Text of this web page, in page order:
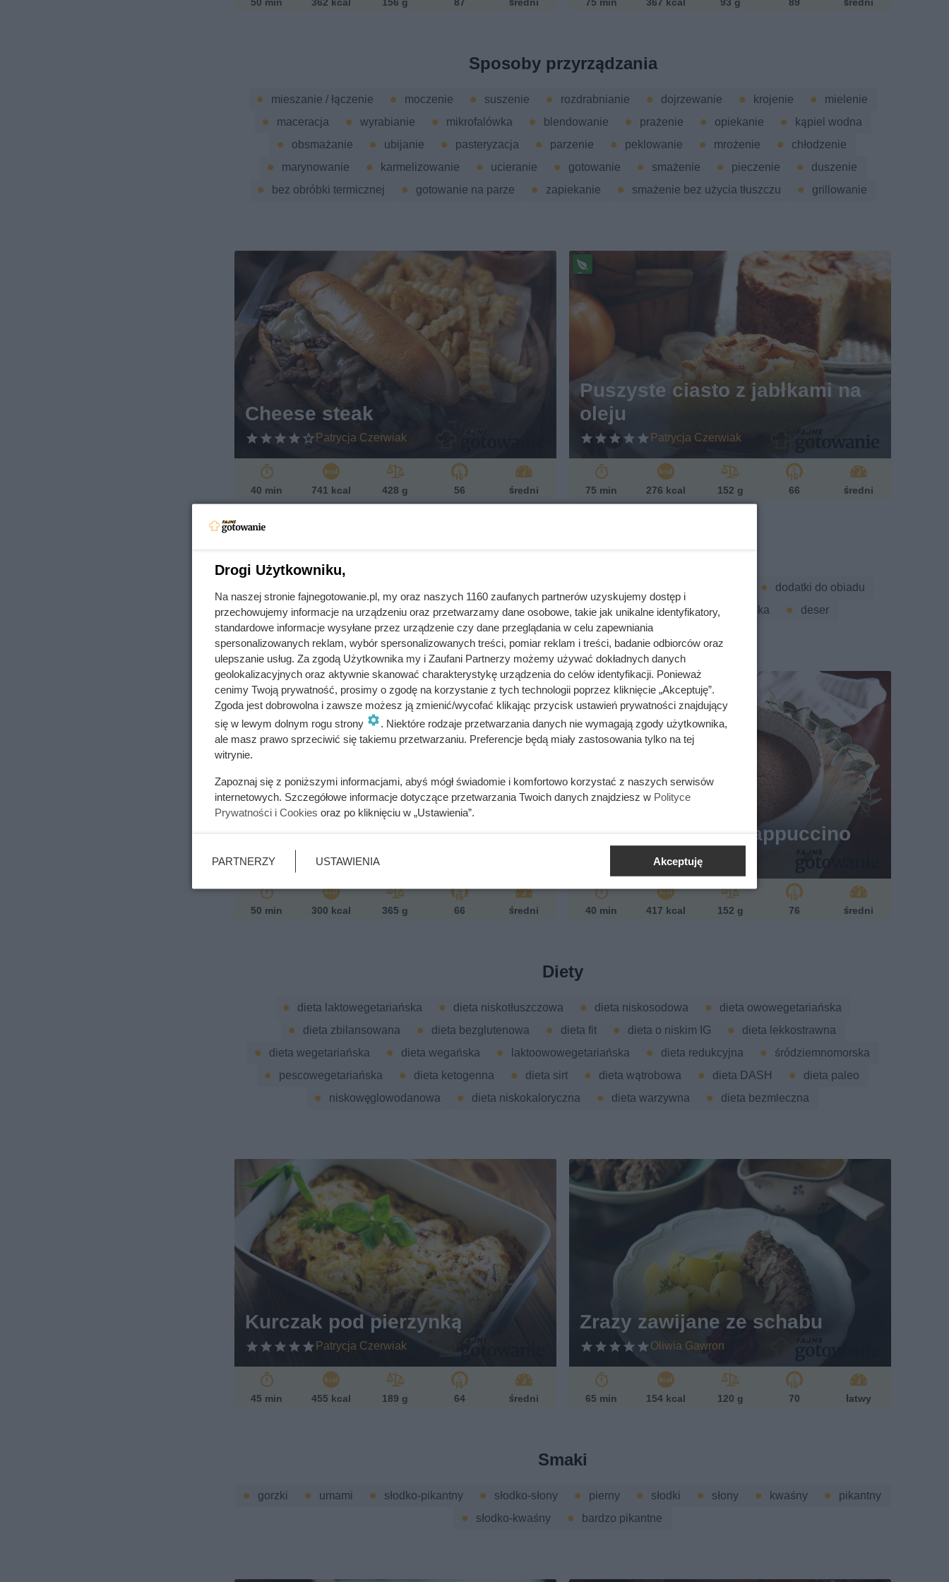
Sposoby przyrządzania
mieszanie / łączenie moczenie suszenie rozdrabnianie dojrzewanie krojenie
mielenie
maceracja
wyrabianie mikrofalówka blendowanie prażenie opiekanie
kąpiel wodna
obsmażanie
ubijanie pasteryzacja parzenie peklowanie mrożenie
chłodzenie
marynowanie
karmelizowanie ucieranie gotowanie smażenie pieczenie
duszenie
bez obróbki termicznej
gotowanie na parze zapiekanie smażenie bez użycia tłuszczu grillowanie
Cheese steak
Patrycja Czerwiak
40 min 741 kcal 428 g 56 średni
Puszyste ciasto z jabłkami na
oleju
Patrycja Czerwiak
Pr
pi
ań
sk
75 min 276 kcal 152 g 66 średni
dodatki do obiadu
drinki
śniadanie obiad do pracy obiad kolacja szybka przekąska deser
Zapiekanka ziemniaczana z
Patrycja Czerwiak
50 min 300 kcal 365 g 66 średni
Kremowy sernik cappuccino
Patrycja Czerwiak
40 min 417 kcal 152 g 76 średni
Diety
dieta laktowegetariańska dieta niskotłuszczowa dieta niskosodowa
dieta owowegetariańska
dieta zbilansowana
dieta bezglutenowa dieta fit dieta o niskim IG
dieta lekkostrawna
dieta wegetariańska
dieta wegańska laktoowowegetariańska dieta redukcyjna
śródziemnomorska
pescowegetariańska
dieta ketogenna dieta sirt dieta wątrobowa dieta DASH
dieta paleo
niskowęglowodanowa
dieta niskokaloryczna dieta warzywna dieta bezmleczna
Kurczak pod pierzynką
Patrycja Czerwiak
45 min 455 kcal 189 g 64 średni
Zrazy zawijane ze schabu
Oliwia Gawron
65 min 154 kcal 120 g 70 łatwy
Smaki
gorzki umami słodko-pikantny słodko-słony pierny słodki słony kwaśny
pikantny
słodko-kwaśny
bardzo pikantne
Drogi Użytkowniku,
Na naszej stronie fajnegotowanie.pl, my oraz naszych 1160 zaufanych partnerów uzyskujemy dostęp i
przechowujemy informacje na urządzeniu oraz przetwarzamy dane osobowe, takie jak unikalne identyfikatory,
standardowe informacje wysyłane przez urządzenie czy dane przeglądania w celu zapewniania
spersonalizowanych reklam, wybór spersonalizowanych treści, pomiar reklam i treści, badanie odbiorców oraz
ulepszanie usług. Za zgodą Użytkownika my i Zaufani Partnerzy możemy używać dokładnych danych
geolokalizacyjnych oraz aktywnie skanować charakterystykę urządzenia do celów identyfikacji. Ponieważ
cenimy Twoją prywatność, prosimy o zgodę na korzystanie z tych technologii poprzez kliknięcie „Akceptuję”.
Zgoda jest dobrowolna i zawsze możesz ją zmienić/wycofać klikając przycisk ustawień prywatności znajdujący
się w lewym dolnym rogu strony
. Niektóre rodzaje przetwarzania danych nie wymagają zgody użytkownika,
ale masz prawo sprzeciwić się takiemu przetwarzaniu. Preferencje będą miały zastosowania tylko na tej
witrynie.
Zapoznaj się z poniższymi informacjami, abyś mógł świadomie i komfortowo korzystać z naszych serwisów
internetowych. Szczegółowe informacje dotyczące przetwarzania Twoich danych znajdziesz w Polityce
Prywatności i Cookies oraz po kliknięciu w „Ustawienia”.
PARTNERZY USTAWIENIA Akceptuję